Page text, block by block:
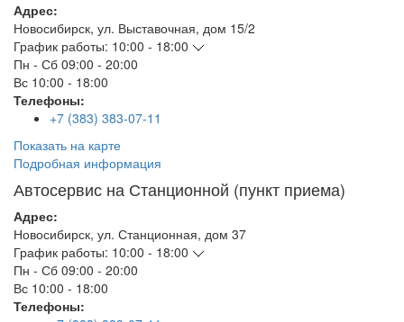
Адрес:
Новосибирск, ул. Выставочная, дом 15/2
График работы: 10:00 - 18:00
Пн - Сб 09:00 - 20:00
Вс 10:00 - 18:00
Телефоны:
+7 (383) 383-07-11
Показать на карте
Подробная информация
Автосервис на Станционной (пункт приема)
Адрес:
Новосибирск, ул. Станционная, дом 37
График работы: 10:00 - 18:00
Пн - Сб 09:00 - 20:00
Вс 10:00 - 18:00
Телефоны: